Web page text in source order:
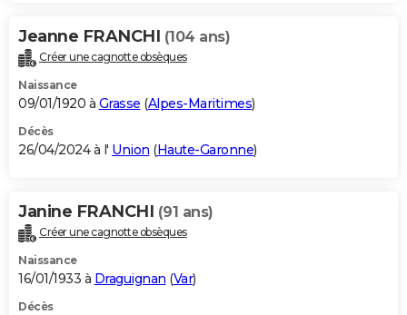
Jeanne FRANCHI (104 ans)
Créer une cagnotte obsèques
Naissance
09/01/1920 à Grasse (Alpes-Maritimes)
Décès
26/04/2024 à l' Union (Haute-Garonne)
Janine FRANCHI (91 ans)
Créer une cagnotte obsèques
Naissance
16/01/1933 à Draguignan (Var)
Décès